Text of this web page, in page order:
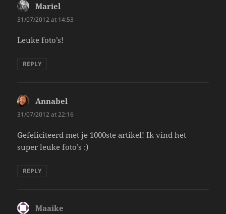
Mariel
31/07/2012 at 14:53
Leuke foto’s!
REPLY
Annabel
31/07/2012 at 22:16
Gefeliciteerd met je 1000ste artikel! Ik vind het
super leuke foto’s :)
REPLY
Maaike